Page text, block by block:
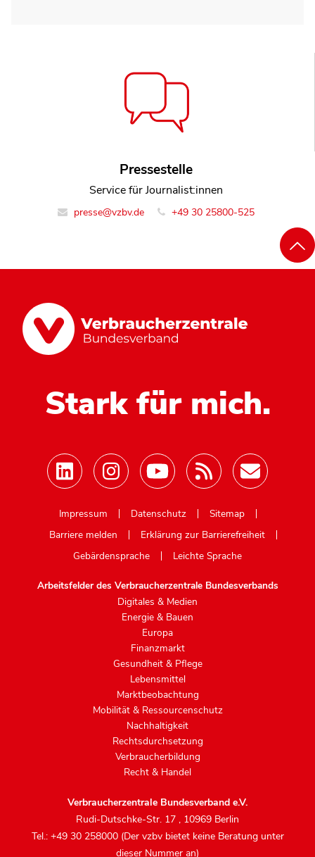
Pressestelle
Service für Journalist:innen
presse@vzbv.de +49 30 25800-525
Stark für mich.
Impressum
Datenschutz
Sitemap
Barriere melden
Erklärung zur Barrierefreiheit
Gebärdensprache
Leichte Sprache
Arbeitsfelder des Verbraucherzentrale Bundesverbands
Digitales & Medien
Energie & Bauen
Europa
Finanzmarkt
Gesundheit & Pflege
Lebensmittel
Marktbeobachtung
Mobilität & Ressourcenschutz
Nachhaltigkeit
Rechtsdurchsetzung
Verbraucherbildung
Recht & Handel
Verbraucherzentrale Bundesverband e.V.
Rudi-Dutschke-Str. 17 , 10969 Berlin
Tel.: +49 30 258000 (Der vzbv bietet keine Beratung unter
dieser Nummer an)